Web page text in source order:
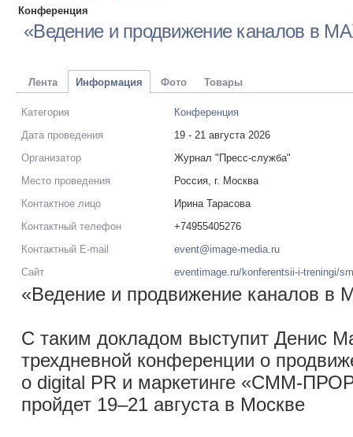
Конференция
«Ведение и продвижение каналов в
Лента Информация Фото Товары
Категория
Конференция
Дата проведения
19 - 21 августа 2026
Организатор
Журнал "Пресс-служба"
Место проведения
Россия, г. Москва
Контактное лицо
Ирина Тарасова
Контактный телефон
+74955405276
Контактный E-mail
event@image-media.ru
Сайт
eventimage.ru/konferentsii-i-treningi/
«Ведение и продвижение каналов в
С таким докладом выступит Денис
трехдневной конференции о
о digital PR и маркетинге «СММ-
пройдет 19–21 августа в Москве